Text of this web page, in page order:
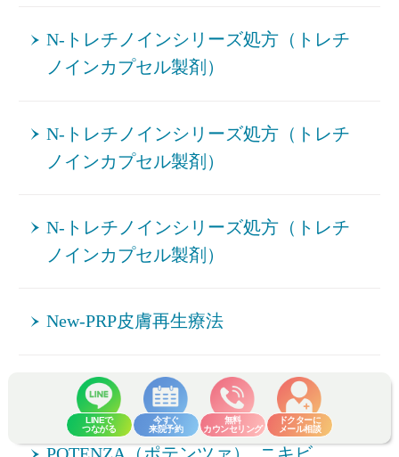
LINEで
つながる
今すぐ
来院予約
無料
カウンセリング
ドクターに
メール相談
N-トレチノインシリーズ処方（トレチ
ノインカプセル製剤）
N-トレチノインシリーズ処方（トレチ
ノインカプセル製剤）
N-トレチノインシリーズ処方（トレチ
ノインカプセル製剤）
New-PRP皮膚再生療法
POTENZA（ポテンツァ）_シワ